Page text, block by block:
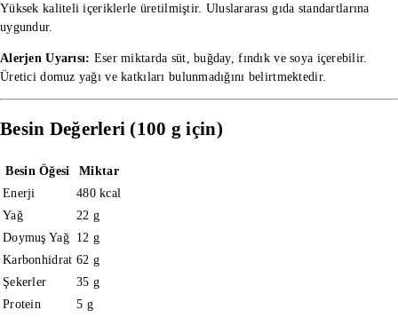
Yüksek kaliteli içeriklerle üretilmiştir. Uluslararası gıda standartlarına
uygundur.
Alerjen Uyarısı: Eser miktarda süt, buğday, fındık ve soya içerebilir.
Üretici domuz yağı ve katkıları bulunmadığını belirtmektedir.
Besin Değerleri (100 g için)
Besin Öğesi
Miktar
Enerji
480 kcal
Yağ
22 g
Doymuş Yağ
12 g
Karbonhidrat 62 g
Şekerler
35 g
Protein
5 g